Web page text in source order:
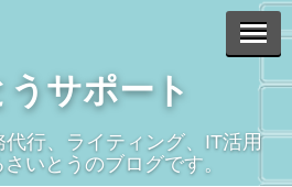
サポート
行、ライティング、IT活用
いとうのブログです。